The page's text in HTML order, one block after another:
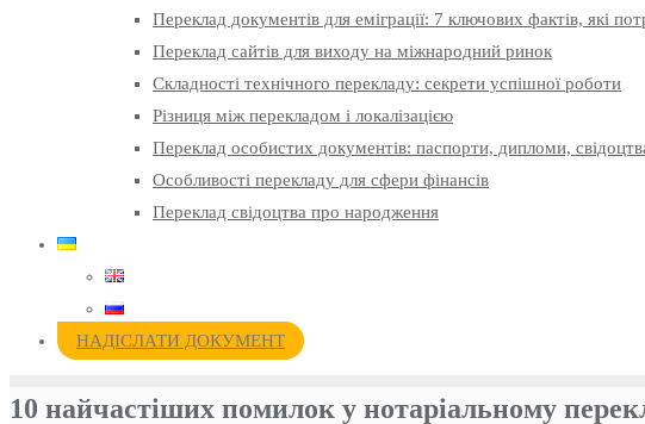
Переклад документів для еміграції: 7 ключових фактів, які
Переклад сайтів для виходу на міжнародний ринок
Складності технічного перекладу: секрети успішної роботи
Різниця між перекладом і локалізацією
Переклад особистих документів: паспорти, дипломи,
Особливості перекладу для сфери фінансів
Переклад свідоцтва про народження
НАДІСЛАТИ ДОКУМЕНТ
10 найчастіших помилок у нотаріальному